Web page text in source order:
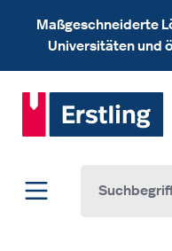
Zum Hauptinhalt springen
Maßgeschneiderte
Universitäten und